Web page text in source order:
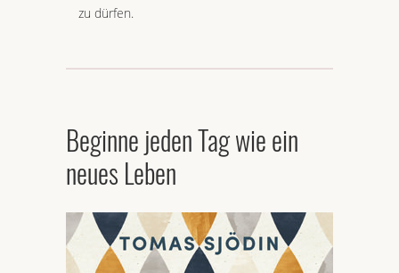
zu dürfen.
Beginne jeden Tag wie ein
neues Leben